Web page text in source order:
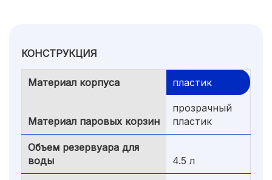
КОНСТРУКЦИЯ
Материал корпуса пластик
Материал паровых корзин
прозрачный
пластик
Объем резервуара для
воды
4.5 л